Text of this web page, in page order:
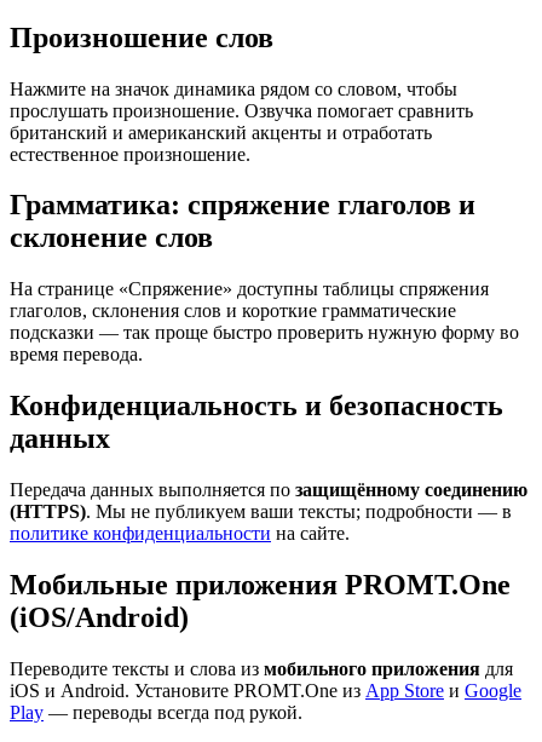
Произношение слов
Нажмите на значок динамика рядом со словом, чтобы
прослушать произношение. Озвучка помогает сравнить
британский и американский акценты и отработать
естественное произношение.
Грамматика: спряжение глаголов и
склонение слов
На странице «Спряжение» доступны таблицы спряжения
глаголов, склонения слов и короткие грамматические
подсказки — так проще быстро проверить нужную форму во
время перевода.
Конфиденциальность и безопасность
данных
Передача данных выполняется по защищённому соединению
(HTTPS). Мы не публикуем ваши тексты; подробности — в
политике конфиденциальности на сайте.
Мобильные приложения PROMT.One
(iOS/Android)
Переводите тексты и слова из мобильного приложения для
iOS и Android. Установите PROMT.One из App Store и Google
Play — переводы всегда под рукой.